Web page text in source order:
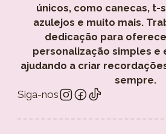
únicos, como canecas, t-
azulejos e muito mais.
dedicação para
personalização simples e
ajudando a criar
sempre.
Siga-nos